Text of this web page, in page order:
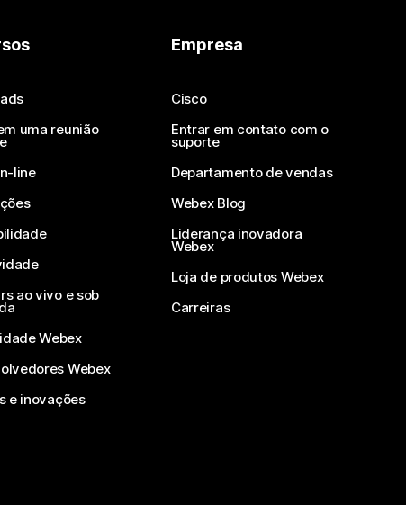
uma reunião
line
ao vivo e sob
Webex
Webex
e inovações
Empresa
Cisco
Entrar em contato com o
suporte
Departamento de vendas
Webex Blog
Liderança inovadora
Webex
Loja de produtos Webex
Carreiras